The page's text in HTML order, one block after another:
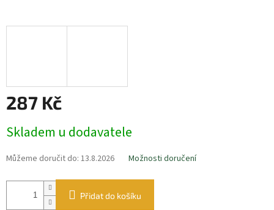
287 Kč
cena:
Skladem u dodavatele
Můžeme doručit do: 13.8.2026 Možnosti doručení
Přidat do košíku